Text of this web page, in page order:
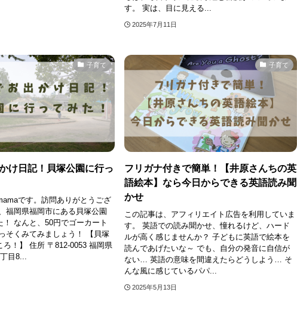
す。 実は、目に見える...
2025年7月11日
子育て
け日記！貝塚公園に行っ
です。訪問ありがとうござ
福岡県福岡市にある貝塚公園
！ なんと、50円でゴーカート
そくみてみましょう！ 【貝塚
ろ！】 住所 〒812-0053 福岡県
目8...
子育て
フリガナ付きで簡単！【井原さんちの英
語絵本】なら今日からできる英語読み聞
かせ
この記事は、アフィリエイト広告を利用していま
す。 英語での読み聞かせ、憧れるけど、ハード
ルが高く感じませんか？ 子どもに英語で絵本を
読んであげたいな～ でも、自分の発音に自信が
ない… 英語の意味を間違えたらどうしよう… そ
んな風に感じているパパ...
2025年5月13日